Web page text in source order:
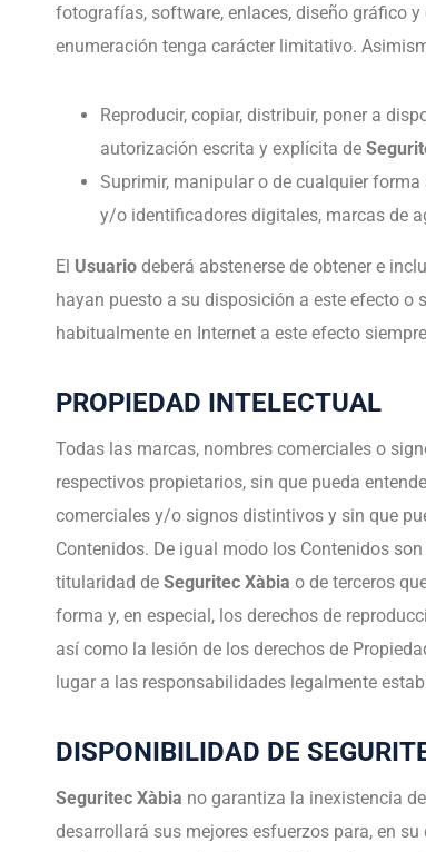
fotografías, software, enlaces, diseño gráfico
enumeración tenga carácter limitativo.
Reproducir, copiar, distribuir, poner a
autorización escrita y explícita de
Suprimir, manipular o de cualquier
y/o identificadores digitales, marcas de
El Usuario deberá abstenerse de obtener e
hayan puesto a su disposición a este efecto o
habitualmente en Internet a este efecto
PROPIEDAD INTELECTUAL
Todas las marcas, nombres comerciales o
respectivos propietarios, sin que pueda
comerciales y/o signos distintivos y sin que
Contenidos. De igual modo los Contenidos
titularidad de Seguritec Xàbia o de terceros
forma y, en especial, los derechos de
así como la lesión de los derechos de
lugar a las responsabilidades legalmente
DISPONIBILIDAD DE
Seguritec Xàbia no garantiza la inexistencia
desarrollará sus mejores esfuerzos para, en